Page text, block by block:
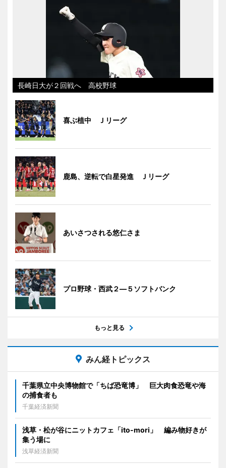
長崎日大が２回戦へ 高校野球
喜ぶ植中 Ｊリーグ
鹿島、逆転で白星発進 Ｊリーグ
あいさつされる悠仁さま
プロ野球・西武２―５ソフトバンク
もっと見る
みん経トピックス
千葉県立中央博物館で「ちば恐竜博」 巨大肉食恐竜や海
の捕食者も
千葉経済新聞
浅草・松が谷にニットカフェ「ito-mori」 編み物好きが
集う場に
浅草経済新聞